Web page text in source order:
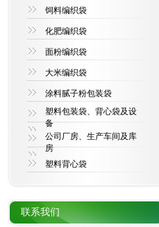
饲料编织袋
化肥编织袋
面粉编织袋
大米编织袋
涂料腻子粉包装袋
塑料包装袋、背心袋及设
备
公司厂房、生产车间及库
房
塑料背心袋
联系我们